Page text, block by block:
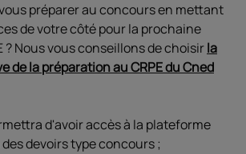
préparer au concours en mettant
de votre côté pour la prochaine
? Nous vous conseillons de choisirla
de la préparation au CRPE du Cned
d'avoir accès à la plateforme
devoirs type concours ;